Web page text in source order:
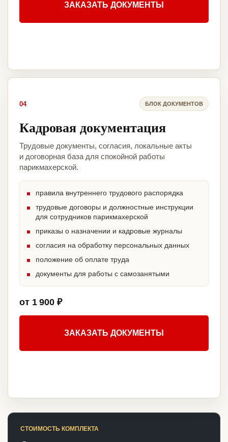
ЗАКАЗАТЬ ДОКУМЕНТЫ
04 БЛОК ДОКУМЕНТОВ
Кадровая документация
Трудовые документы, согласия, локальные акты
и договорная база для спокойной работы
парикмахерской.
правила внутреннего трудового распорядка
трудовые договоры и должностные инструкции
для сотрудников парикмахерской
приказы о назначении и кадровые журналы
согласия на обработку персональных данных
положение об оплате труда
документы для работы с самозанятыми
от 1 900 ₽
ЗАКАЗАТЬ ДОКУМЕНТЫ
СТОИМОСТЬ КОМПЛЕКТА